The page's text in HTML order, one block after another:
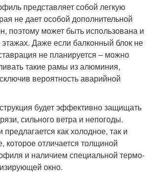
представляет собой легкую
не дает особой дополнительной
поэтому может быть использована и
Даже если балконный блок не
не планируется – можно
такие рамы из алюминия,
вероятность аварийной
будет эффективно защищать
сильного ветра и непогоды.
как холодное, так и
которое отличается толщиной
и наличием специальной термо-
окно.